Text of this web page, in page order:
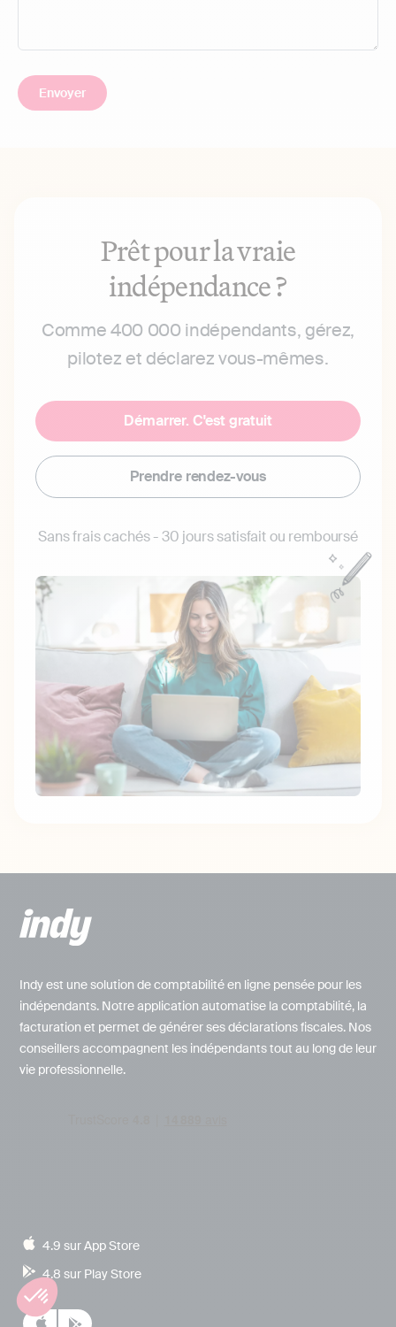
Prêt pour la vraie
indépendance ?
Comme 400 000 indépendants, gérez,
pilotez et déclarez vous-mêmes.
Démarrer. C'est gratuit
Prendre rendez-vous
Sans frais cachés - 30 jours satisfait ou remboursé
Indy est une solution de comptabilité en ligne pensée pour les
indépendants. Notre application automatise la comptabilité, la
facturation et permet de générer ses déclarations fiscales. Nos
conseillers accompagnent les indépendants tout au long de leur
vie professionnelle.
4.9 sur App Store
4.8 sur Play Store